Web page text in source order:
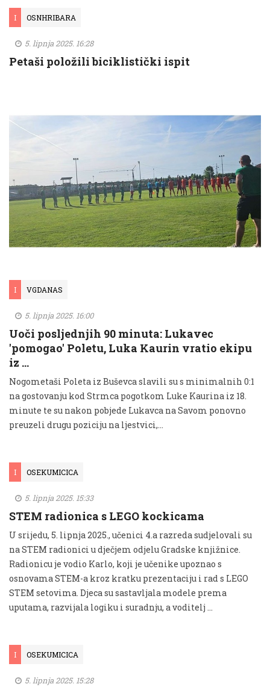
I OSNHRIBARA
5. lipnja 2025. 16:28
Petaši položili biciklistički ispit
I VGDANAS
5. lipnja 2025. 16:00
Uoči posljednjih 90 minuta: Lukavec
'pomogao' Poletu, Luka Kaurin vratio ekipu
iz …
Nogometaši Poleta iz Buševca slavili su s minimalnih 0:1
na gostovanju kod Strmca pogotkom Luke Kaurina iz 18.
minute te su nakon pobjede Lukavca na Savom ponovno
preuzeli drugu poziciju na ljestvici,...
I OSEKUMICICA
5. lipnja 2025. 15:33
STEM radionica s LEGO kockicama
U srijedu, 5. lipnja 2025., učenici 4.a razreda sudjelovali su
na STEM radionici u dječjem odjelu Gradske knjižnice.
Radionicu je vodio Karlo, koji je učenike upoznao s
osnovama STEM-a kroz kratku prezentaciju i rad s LEGO
STEM setovima. Djeca su sastavljala modele prema
uputama, razvijala logiku i suradnju, a voditelj …
I OSEKUMICICA
5. lipnja 2025. 15:28